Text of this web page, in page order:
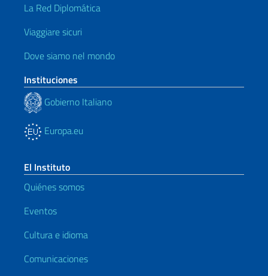
La Red Diplomática
Viaggiare sicuri
Dove siamo nel mondo
Instituciones
Gobierno Italiano
Europa.eu
El Instituto
Quiénes somos
Eventos
Cultura e idioma
Comunicaciones